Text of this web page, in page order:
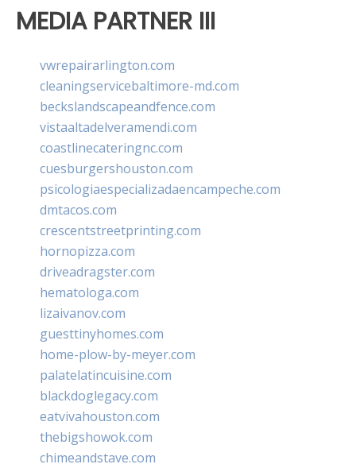
MEDIA PARTNER III
vwrepairarlington.com
cleaningservicebaltimore-md.com
beckslandscapeandfence.com
vistaaltadelveramendi.com
coastlinecateringnc.com
cuesburgershouston.com
psicologiaespecializadaencampeche.com
dmtacos.com
crescentstreetprinting.com
hornopizza.com
driveadragster.com
hematologa.com
lizaivanov.com
guesttinyhomes.com
home-plow-by-meyer.com
palatelatincuisine.com
blackdoglegacy.com
eatvivahouston.com
thebigshowok.com
chimeandstave.com